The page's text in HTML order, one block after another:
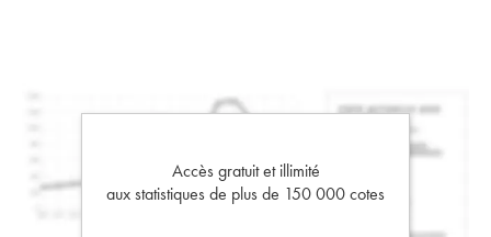
Accès gratuit et illimité
aux statistiques de plus de 150 000 cotes